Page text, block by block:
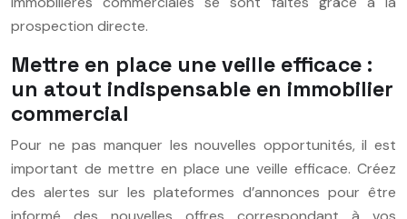
prospection directe.
Mettre en place une veille efficace :
un atout indispensable en immobilier
commercial
Pour ne pas manquer les nouvelles opportunités, il est
important de mettre en place une veille efficace. Créez
des alertes sur les plateformes d’annonces pour être